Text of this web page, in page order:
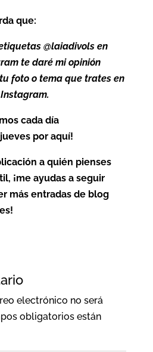
que:
@laiadivols en
te daré mi opinión
foto o tema que trates en
cada día
por aquí!
a quién pienses
¡me ayudas a seguir
más entradas de blog
electrónico no será
obligatorios están